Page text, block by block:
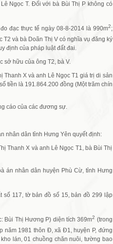
Ngọc T. Đối với bà Bùi Thị P không có
đạc thực tế ngày 08-8-2014 là 990m2;
T2 và bà Doãn Thị V có nghĩa vụ đăng ký
định của pháp luật đất đai.
sở hữu của ông T2, bà V.
Thanh X và anh Lê Ngọc T1 giá trị di sản
tiền là 191.864.200 đồng (Một trăm chín
cáo của các đương sự.
nhân dân tỉnh Hưng Yên quyết định:
Thanh X và anh Lê Ngọc T1, bà Bùi Thị
án nhân dân huyện Phù Cừ, tỉnh Hưng
số 117, tờ bản đồ số 15, bản đồ 299 lập
Bùi Thị Hương P) diện tích 369m2 (trong
năm 1981 thôn Đ, xã Đ1, huyện P, đứng
lán, 01 chuồng chăn nuôi, tường bao